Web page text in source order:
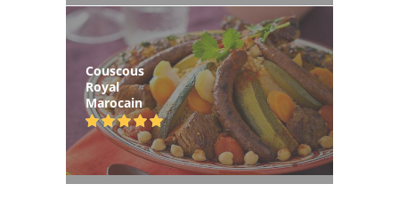
Couscous
Royal
Marocain